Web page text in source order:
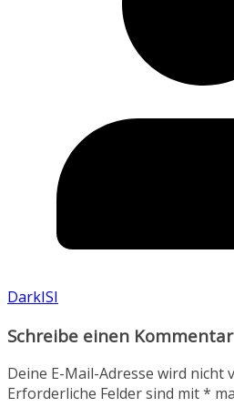
DarkISI
Schreibe einen Kommentar
Deine E-Mail-Adresse wird nicht
Erforderliche Felder sind mit*